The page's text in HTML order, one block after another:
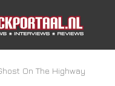
On The Highway